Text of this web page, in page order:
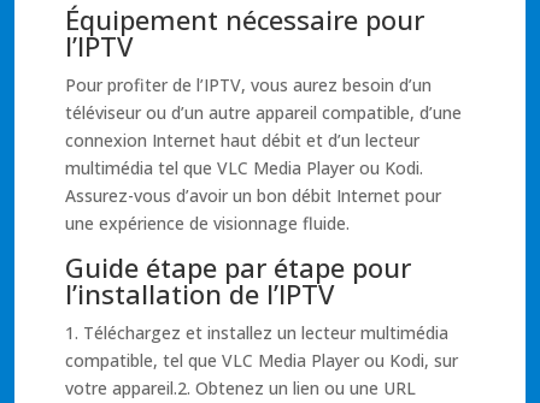
Équipement nécessaire pour
l’IPTV
Pour profiter de l’IPTV, vous aurez besoin d’un
téléviseur ou d’un autre appareil compatible, d’une
connexion Internet haut débit et d’un lecteur
multimédia tel que VLC Media Player ou Kodi.
Assurez-vous d’avoir un bon débit Internet pour
une expérience de visionnage fluide.
Guide étape par étape pour
l’installation de l’IPTV
1. Téléchargez et installez un lecteur multimédia
compatible, tel que VLC Media Player ou Kodi, sur
votre appareil.2. Obtenez un lien ou une URL